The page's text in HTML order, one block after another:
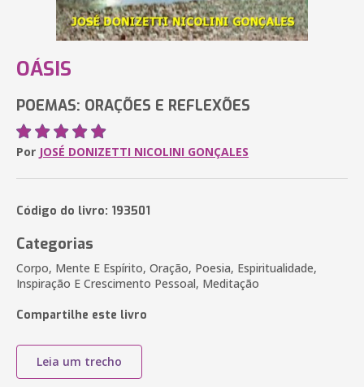
OÁSIS
POEMAS: ORAÇÕES E REFLEXÕES
Por JOSÉ DONIZETTI NICOLINI GONÇALES
Código do livro: 193501
Categorias
Corpo, Mente E Espírito, Oração, Poesia, Espiritualidade,
Inspiração E Crescimento Pessoal, Meditação
Compartilhe este livro
Leia um trecho